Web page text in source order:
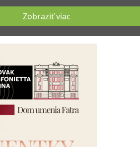
Zobraziť viac